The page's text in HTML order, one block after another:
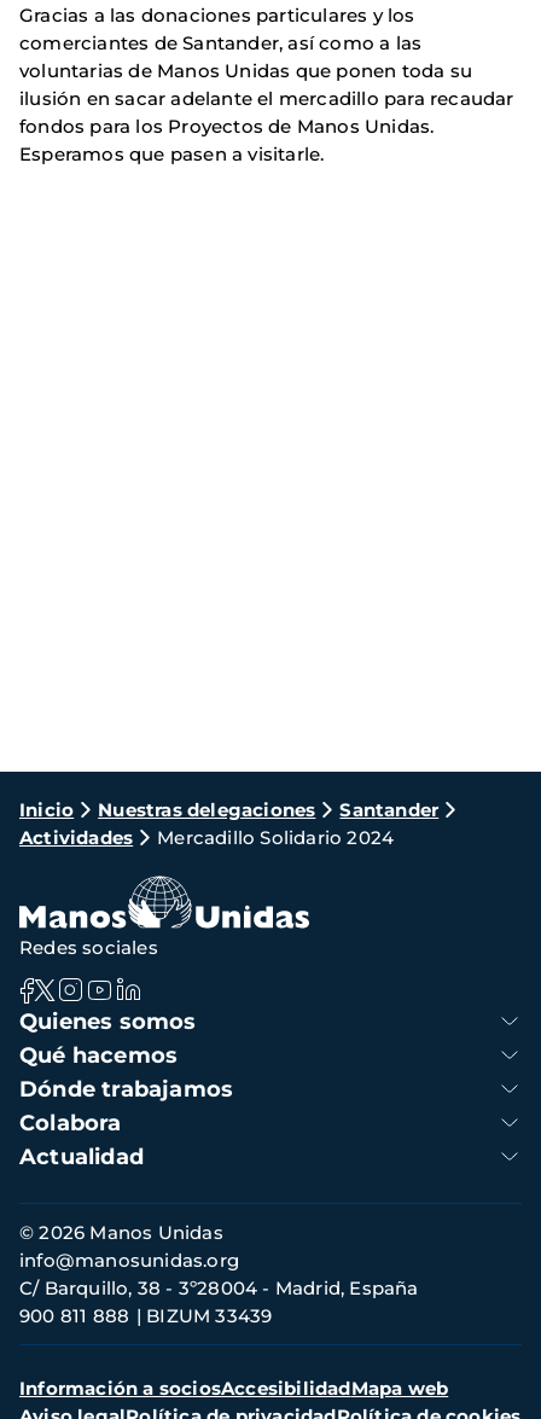
Gracias a las donaciones particulares y los
comerciantes de Santander, así como a las
voluntarias de Manos Unidas que ponen toda su
ilusión en sacar adelante el mercadillo para recaudar
fondos para los Proyectos de Manos Unidas.
Esperamos que pasen a visitarle.
Ruta
de
navegación
Inicio Nuestras delegaciones
Santander
Actividades
Mercadillo Solidario 2024
Navegación
principal
Quienes somos
Qué hacemos
Dónde trabajamos
Colabora
Actualidad
Redes sociales
Información
de
contacto
© 2026 Manos Unidas
C/ Barquillo, 38 - 3º28004 - Madrid, España
900 811 888
BIZUM 33439
info@manosunidas.org
Menú
secundario
Información a sociosAccesibilidadMapa web